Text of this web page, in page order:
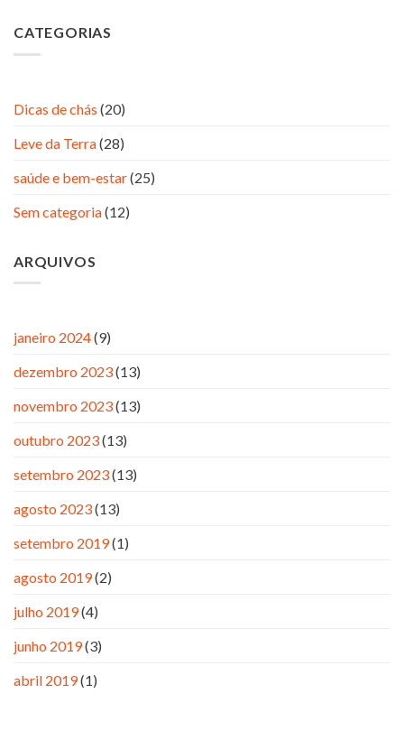
CATEGORIAS
Dicas de chás (20)
Leve da Terra(28)
saúde e bem-estar(25)
Sem categoria(12)
ARQUIVOS
janeiro 2024(9)
dezembro 2023(13)
novembro 2023(13)
outubro 2023(13)
setembro 2023(13)
agosto 2023(13)
setembro 2019(1)
agosto 2019(2)
julho 2019(4)
junho 2019(3)
abril 2019(1)